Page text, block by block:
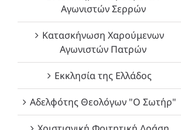
Αγωνιστών Σερρών
Κατασκήνωση Χαρούμενων
Αγωνιστών Πατρών
Εκκλησία της Ελλάδος
Αδελφότης Θεολόγων "Ο Σωτήρ"